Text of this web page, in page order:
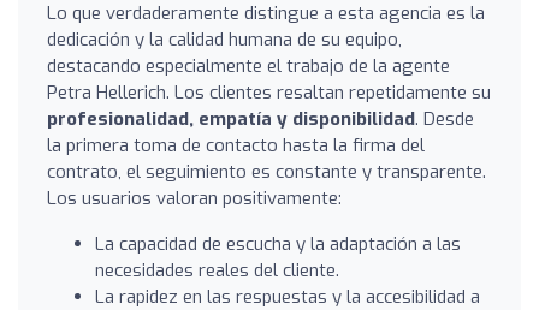
Lo que verdaderamente distingue a esta agencia es la
dedicación y la calidad humana de su equipo,
destacando especialmente el trabajo de la agente
Petra Hellerich. Los clientes resaltan repetidamente su
profesionalidad, empatía y disponibilidad. Desde
la primera toma de contacto hasta la firma del
contrato, el seguimiento es constante y transparente.
Los usuarios valoran positivamente:
La capacidad de escucha y la adaptación a las
necesidades reales del cliente.
La rapidez en las respuestas y la accesibilidad a